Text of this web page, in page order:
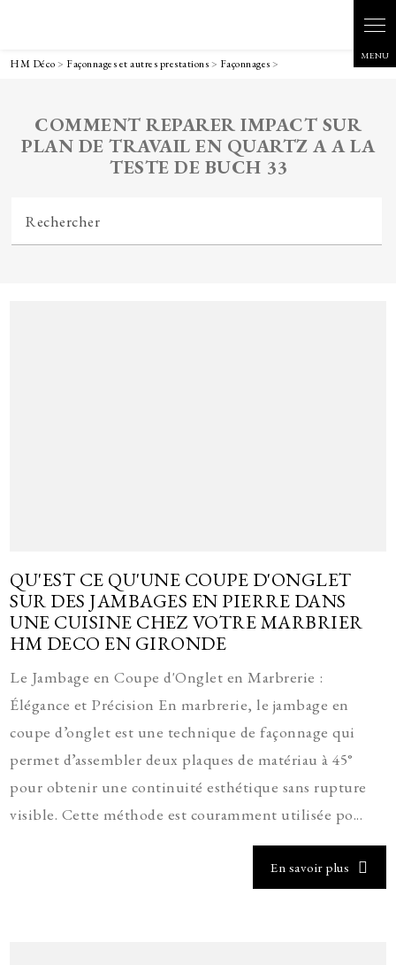
HM Déco> Façonnages et autres prestations> Façonnages>
COMMENT REPARER IMPACT SUR
PLAN DE TRAVAIL EN QUARTZ A A LA
TESTE DE BUCH 33
Rechercher
QU'EST CE QU'UNE COUPE D'ONGLET
SUR DES JAMBAGES EN PIERRE DANS
UNE CUISINE CHEZ VOTRE MARBRIER
HM DECO EN GIRONDE
Le Jambage en Coupe d'Onglet en Marbrerie :
Élégance et Précision En marbrerie, le jambage en
coupe d’onglet est une technique de façonnage qui
permet d’assembler deux plaques de matériau à 45°
pour obtenir une continuité esthétique sans rupture
visible. Cette méthode est couramment utilisée po...
En savoir plus